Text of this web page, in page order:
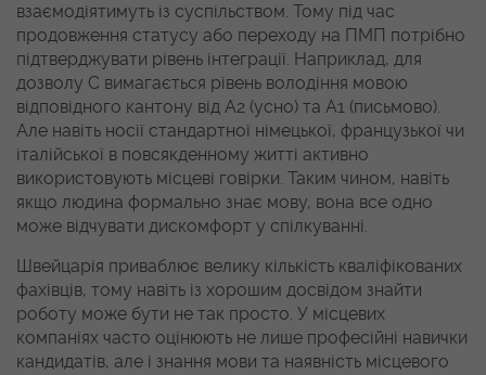
взаємодіятимуть із суспільством. Тому під час
продовження статусу або переходу на ПМП потрібно
підтверджувати рівень інтеграції. Наприклад, для
дозволу C вимагається рівень володіння мовою
відповідного кантону від A2 (усно) та A1 (письмово).
Але навіть носії стандартної німецької, французької чи
італійської в повсякденному житті активно
використовують місцеві говірки. Таким чином, навіть
якщо людина формально знає мову, вона все одно
може відчувати дискомфорт у спілкуванні.
Швейцарія приваблює велику кількість кваліфікованих
фахівців, тому навіть із хорошим досвідом знайти
роботу може бути не так просто. У місцевих
компаніях часто оцінюють не лише професійні навички
кандидатів, але і знання мови та наявність місцевого